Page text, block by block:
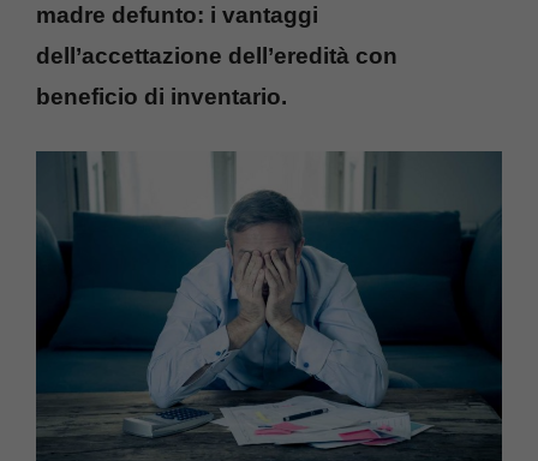
madre defunto: i vantaggi
dell’accettazione dell’eredità con
beneficio di inventario.